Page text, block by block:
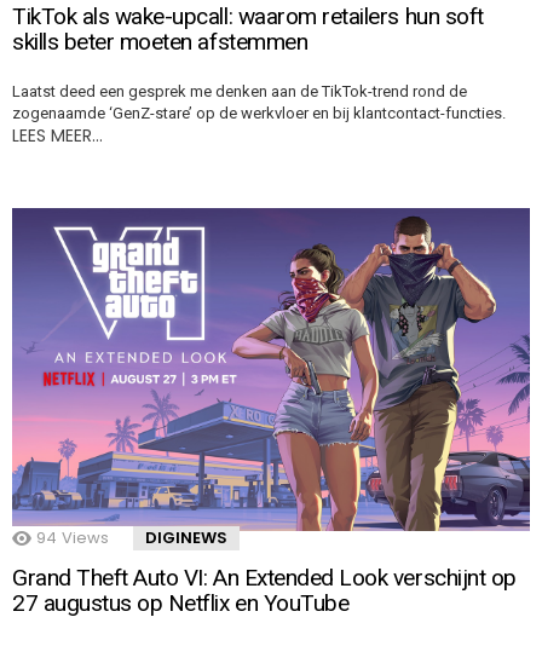
TikTok als wake-upcall: waarom retailers hun soft
skills beter moeten afstemmen
Laatst deed een gesprek me denken aan de TikTok-trend rond de
zogenaamde ‘GenZ-stare’ op de werkvloer en bij klantcontact-functies.
LEES MEER…
94 Views DIGINEWS
Grand Theft Auto VI: An Extended Look verschijnt op
27 augustus op Netflix en YouTube